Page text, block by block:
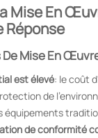
Mise En
Réponse
De Mise En
est élevé: le coût
de
équipements
de conformité